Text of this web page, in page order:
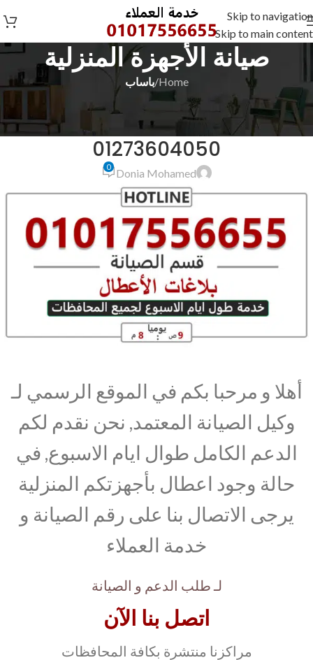
Skip to navigation
Skip to main content
صيانة الأجهزة المنزلية
Home
/باساب
باساب
صيانة باساب بورسعيد المطرية
01273604050
Donia Mohamed
0
أهلا و مرحبا بكم في الموقع الرسمي لـ
وكيل الصيانة المعتمد, نحن نقدم لكم
الدعم الكامل طوال ايام الاسبوع, في
حالة وجود اعطال بأجهزتكم المنزلية
يرجى الاتصال بنا على رقم الصيانة و
خدمة العملاء
لـ طلب الدعم و الصيانة
اتصل بنا الآن
مراكزنا منتشرة بكافة المحافظات